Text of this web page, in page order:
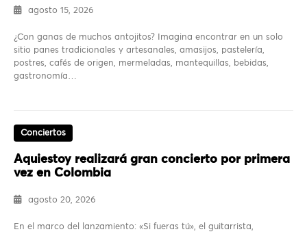
agosto 15, 2026
¿Con ganas de muchos antojitos? Imagina encontrar en un solo
sitio panes tradicionales y artesanales, amasijos, pastelería,
postres, cafés de origen, mermeladas, mantequillas, bebidas,
gastronomía…
Conciertos
Aquiestoy realizará gran concierto por primera
vez en Colombia
agosto 20, 2026
En el marco del lanzamiento: «Si fueras tú», el guitarrista,